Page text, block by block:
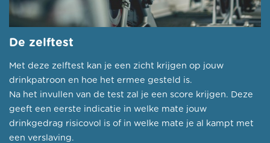
De zelftest
Met deze zelftest kan je een zicht krijgen op jouw
drinkpatroon en hoe het ermee gesteld is.
Na het invullen van de test zal je een score krijgen. Deze
geeft een eerste indicatie in welke mate jouw
drinkgedrag risicovol is of in welke mate je al kampt met
een verslaving.